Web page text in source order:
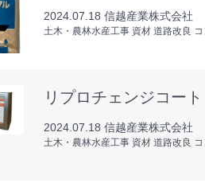
2024.07.18 信越産業株式会社
土木・農林水産工事 資材 道路改良
リプロチェンジコート
2024.07.18 信越産業株式会社
土木・農林水産工事 資材 道路改良